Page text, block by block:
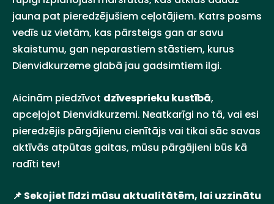
jauna pat pieredzējušiem ceļotājiem. Katrs posms
vedīs uz vietām, kas pārsteigs gan ar savu
skaistumu, gan neparastiem stāstiem, kurus
Dienvidkurzeme glabā jau gadsimtiem ilgi.
Aicinām piedzīvot dzīvesprieku kustībā,
apceļojot Dienvidkurzemi. Neatkarīgi no tā, vai esi
pieredzējis pārgājienu cienītājs vai tikai sāc savas
aktīvās atpūtas gaitas, mūsu pārgājieni būs kā
radīti tev!
📌 Sekojiet līdzi mūsu aktualitātēm, lai uzzinātu